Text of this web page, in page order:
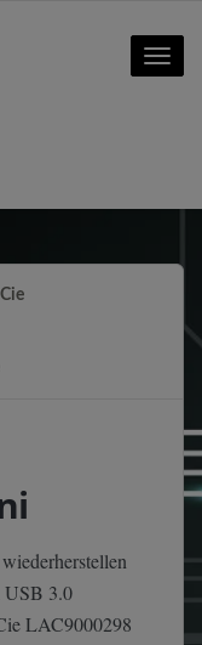
Toggle
3.0
LAC9000298